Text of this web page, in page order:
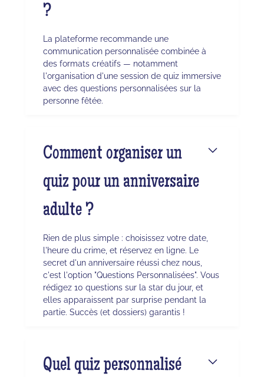
?
La plateforme recommande une
communication personnalisée combinée à
des formats créatifs — notamment
l'organisation d'une session de quiz immersive
avec des questions personnalisées sur la
personne fêtée.
Comment organiser un
quiz pour un anniversaire
adulte ?
Rien de plus simple : choisissez votre date,
l'heure du crime, et réservez en ligne. Le
secret d'un anniversaire réussi chez nous,
c'est l'option "Questions Personnalisées". Vous
rédigez 10 questions sur la star du jour, et
elles apparaissent par surprise pendant la
partie. Succès (et dossiers) garantis !
Quel quiz personnalisé